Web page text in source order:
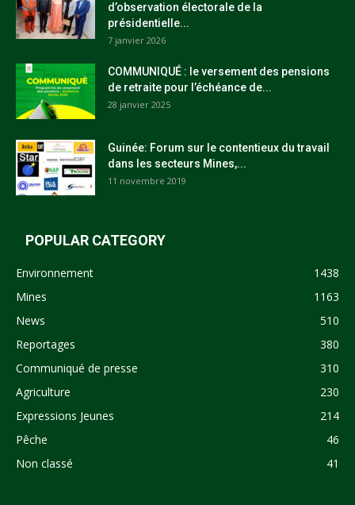
d’observation électorale de la
présidentielle...
7 janvier 2026
COMMUNIQUÉ : le versement des pensions
de retraite pour l’échéance de...
28 janvier 2025
Guinée: Forum sur le contentieux du travail
dans les secteurs Mines,...
11 novembre 2019
POPULAR CATEGORY
Environnement
1438
Mines
1163
News
510
Reportages
380
Communiqué de presse
310
Agriculture
230
Expressions Jeunes
214
Pêche
46
Non classé
41